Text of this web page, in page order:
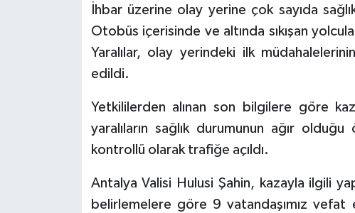
İhbar üzerine olay yerine çok sayıda
Otobüs içerisinde ve altında sıkışan
Yaralılar, olay yerindeki ilk
edildi.
Yetkililerden alınan son bilgilere göre
yaralıların sağlık durumunun ağır
kontrollü olarak trafiğe açıldı.
Antalya Valisi Hulusi Şahin, kazayla ilgili
belirlemelere göre 9 vatandaşımız vefat